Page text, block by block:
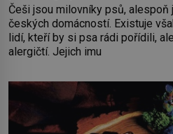
Češi jsou milovníky psů,
českých domácností. Existuje
lidí, kteří by si psa rádi pořídili,
alergičtí. Jejich imu